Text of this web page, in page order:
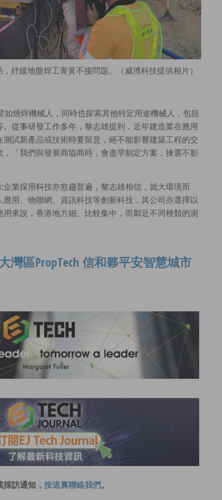
紓緩地盤焊工青黃不接問題。（威博科技提供相片）
如燒焊機械人，同時也探索其他特定用途機械人，包括
從事研發工作多年，黎志雄提到，近年建造業在應用
試新產品或技術時要留意，絕不能影響建築工程的交
「我們與發展商協商時，會盡早制定方案，揀選不影
業採用科技亦愈趨普遍，黎志雄相信，就大環境而
用、物聯網、資訊科技等創新科技，其公司亦選擇以
來說，香港地方細、比較集中，而鄰近不同種類的測
灣區PropTech 信和夥平安智慧城市
訪通知， 按這裏聯絡我們 。